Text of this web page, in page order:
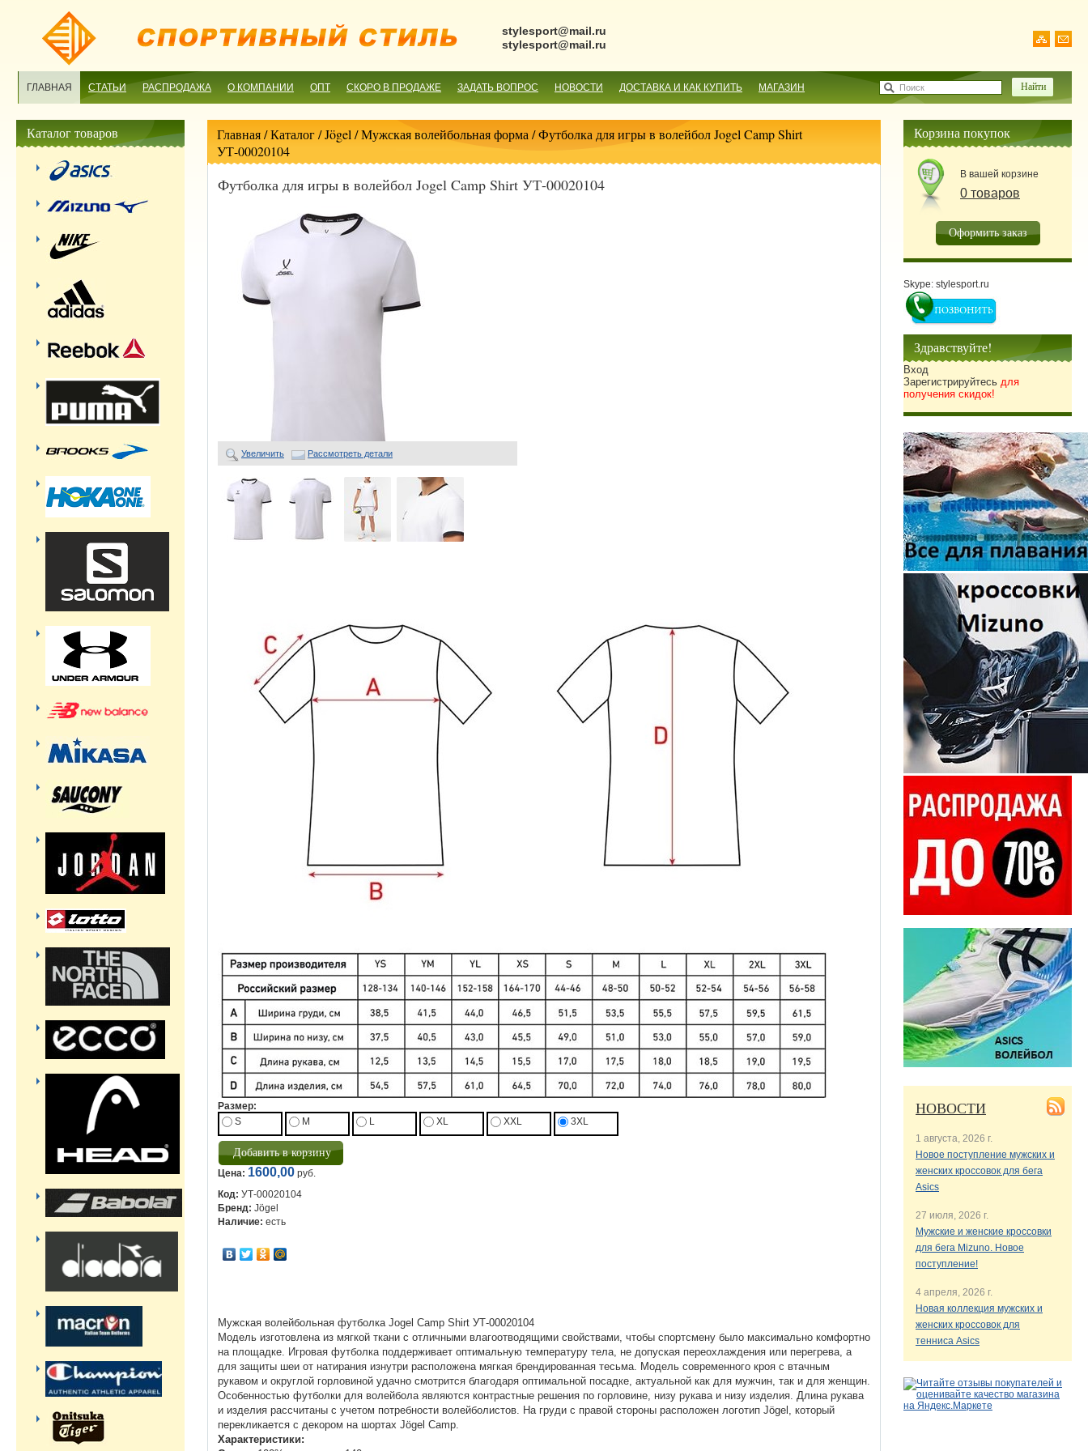
stylesport@mail.ru
stylesport@mail.ru
ГЛАВНАЯ СТАТЬИ РАСПРОДАЖА О КОМПАНИИ ОПТ СКОРО В ПРОДАЖЕ ЗАДАТЬ ВОПРОС НОВОСТИ ДОСТАВКА И КАК КУПИТЬ МАГАЗИН Поиск
Главная/ Каталог /Jögel /Мужская волейбольная форма / Футболка для игры в волейбол Jogel Camp Shirt
УТ-00020104
Футболка для игры в волейбол Jogel Camp Shirt УТ-00020104
Увеличить Рассмотреть детали
Размер:
S
M L XL XXL 3XL
Цена: 1600,00 руб.
Код: УТ-00020104
Бренд: Jögel
Наличие: есть
Мужская волейбольная футболка Jogel Camp Shirt УТ-00020104
Модель изготовлена из мягкой ткани с отличными влагоотводящими свойствами, чтобы спортсмену было максимально комфортно
на площадке. Игровая футболка поддерживает оптимальную температуру тела, не допуская переохлаждения или перегрева, а
для защиты шеи от натирания изнутри расположена мягкая брендированная тесьма. Модель современного кроя с втачным
рукавом и округлой горловиной удачно смотрится благодаря оптимальной посадке, актуальной как для мужчин, так и для женщин.
Особенностью футболки для волейбола являются контрастные решения по горловине, низу рукава и низу изделия. Длина рукава
и изделия рассчитаны с учетом потребности волейболистов. На груди с правой стороны расположен логотип Jögel, который
перекликается с декором на шортах Jögel Camp.
Характеристики:
Каталог товаров Корзина покупок
В вашей корзине
0 товаров
Оформить заказ
Skype: stylesport.ru
Здравствуйте!
Вход
Зарегистрируйтесь для
получения скидок!
НОВОСТИ
1 августа, 2026 г.
Новое поступление мужских и
женских кроссовок для бега
Asics
27 июля, 2026 г.
Мужские и женские кроссовки
для бега Mizuno. Новое
поступление!
4 апреля, 2026 г.
Новая коллекция мужских и
женских кроссовок для
тенниса Asics